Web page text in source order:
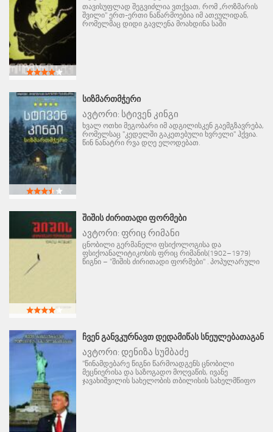
თავისუფლად შეგვიძლია ვთქვათ, რომ „როზმარის
შვილი" ერთ-ერთი ნაწარმოებია იმ ათეულიდან,
რომელმაც დიდი გავლენა მოახდინა საში
ᲡᲘᲖᲛᲐᲠᲗᲛᲭᲔᲠᲘ
ავტორი: სტივენ კინგი
ხვალ ოთხი მეგობარი იმ ადგილისკენ გაემგზავრება,
რომელსაც "კედელში გაკეთებული ხვრელი" ჰქვია.
წინ ნანატრი რვა დღე ელოდებათ.
ᲨᲘᲨᲘᲡ ᲫᲘᲠᲘᲗᲐᲓᲘ ᲤᲝᲠᲛᲔᲑᲘ
ავტორი: ფრიც რიმანი
ცნობილი გერმანელი ფსიქოლოგისა და
ფსიქოანალიტიკოსის ფრიც რიმანის(1902–1979)
წიგნი – "შიშის ძირითადი ფორმები" . პოპულარული
ᲩᲕᲔᲜ ᲒᲐᲜᲕᲙᲣᲠᲜᲐᲕᲗ ᲓᲔᲓᲐᲛᲘᲬᲐᲡ ᲡᲜᲔᲣᲚᲔᲑᲐᲗᲐᲒᲐᲜ
ავტორი: დენიზა სუმბაძე
"წინამდებარე წიგნი წარმოადგენს ცნობილი
მეცნიერისა და საზოგადო მოღვაწის, ივანე
ჯავახიშვილის სახელობის თბილისის სახელმწიფო